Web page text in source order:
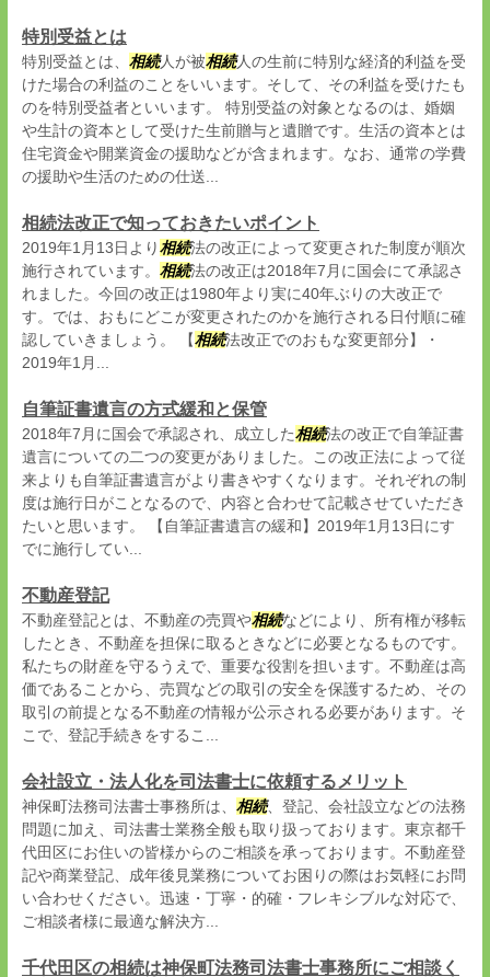
特別受益とは
特別受益とは、 相続人が被相続人の生前に特別な経済的利益を受
けた場合の利益のことをいいます。そして、その利益を受けたも
のを特別受益者といいます。 特別受益の対象となるのは、婚姻
や生計の資本として受けた生前贈与と遺贈です。生活の資本とは
住宅資金や開業資金の援助などが含まれます。なお、通常の学費
の援助や生活のための仕送...
相続法改正で知っておきたいポイント
2019年1月13日より相続法の改正によって変更された制度が順次
施行されています。 相続法の改正は2018年7月に国会にて承認さ
れました。今回の改正は1980年より実に40年ぶりの大改正で
す。では、おもにどこが変更されたのかを施行される日付順に確
認していきましょう。 【相続法改正でのおもな変更部分】・
2019年1月...
自筆証書遺言の方式緩和と保管
2018年7月に国会で承認され、成立した相続法の改正で自筆証書
遺言についての二つの変更がありました。この改正法によって従
来よりも自筆証書遺言がより書きやすくなります。それぞれの制
度は施行日がことなるので、内容と合わせて記載させていただき
たいと思います。 【自筆証書遺言の緩和】2019年1月13日にす
でに施行してい...
不動産登記
不動産登記とは、不動産の売買や相続などにより、所有権が移転
したとき、不動産を担保に取るときなどに必要となるものです。
私たちの財産を守るうえで、重要な役割を担います。不動産は高
価であることから、売買などの取引の安全を保護するため、その
取引の前提となる不動産の情報が公示される必要があります。そ
こで、登記手続きをするこ...
会社設立・法人化を司法書士に依頼するメリット
神保町法務司法書士事務所は、 相続、登記、会社設立などの法務
問題に加え、司法書士業務全般も取り扱っております。東京都千
代田区にお住いの皆様からのご相談を承っております。不動産登
記や商業登記、成年後見業務についてお困りの際はお気軽にお問
い合わせください。迅速・丁寧・的確・フレキシブルな対応で、
ご相談者様に最適な解決方...
千代田区の相続は神保町法務司法書士事務所にご相談く